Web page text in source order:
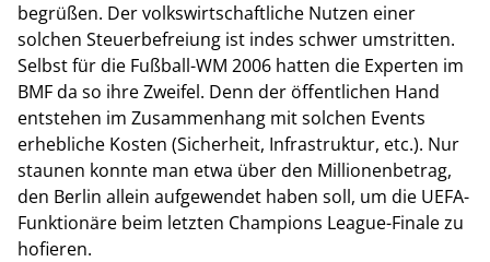
begrüßen. Der volkswirtschaftliche Nutzen einer
solchen Steuerbefreiung ist indes schwer umstritten.
Selbst für die Fußball-WM 2006 hatten die Experten im
BMF da so ihre Zweifel. Denn der öffentlichen Hand
entstehen im Zusammenhang mit solchen Events
erhebliche Kosten (Sicherheit, Infrastruktur, etc.). Nur
staunen konnte man etwa über den Millionenbetrag,
den Berlin allein aufgewendet haben soll, um die UEFA-
Funktionäre beim letzten Champions League-Finale zu
hofieren.